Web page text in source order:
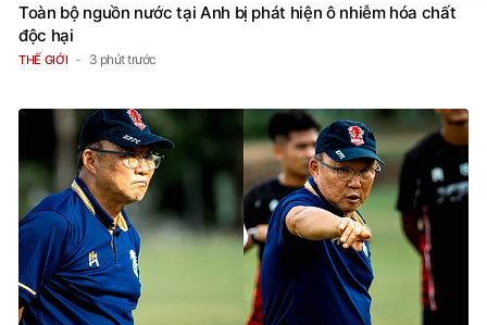
Toàn bộ nguồn nước tại Anh bị phát hiện ô nhiễm hóa chất
độc hại
THẾ GIỚI 3 phút trước